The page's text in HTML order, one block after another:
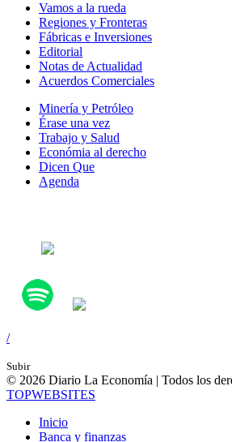
Vamos a la rueda
Regiones y Fronteras
Fábricas e Inversiones
Editorial
Notas de Actualidad
Acuerdos Comerciales
Minería y Petróleo
Érase una vez
Trabajo y Salud
Económia al derecho
Dicen Que
Agenda
/
Subir
© 2026 Diario La Economía | Todos los
TOPWEBSITES
Inicio
Banca y finanzas